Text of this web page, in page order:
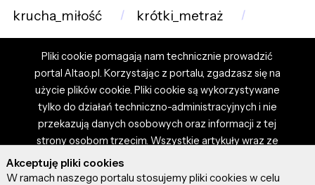
krucha_miłość
krótki_metraż
Pliki cookie pomagają nam technicznie prowadzić
portal Altao.pl. Korzystając z portalu, zgadzasz się na
użycie plików cookie. Pliki cookie są wykorzystywane
tylko do działań techniczno-administracyjnych i nie
przekazują danych osobowych oraz informacji z tej
strony osobom trzecim. Wszystkie artykuły wraz ze
zdjęciami i materiałami dostępnymi na portalu są
własnością użytkowników. Administrator i właściciel
Akceptuję pliki cookies
W ramach naszego portalu stosujemy pliki cookies w celu